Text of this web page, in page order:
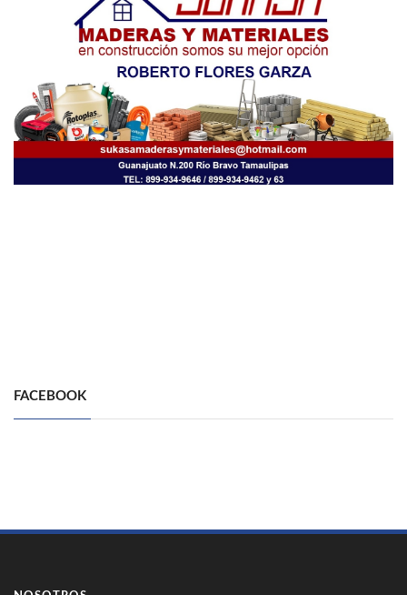
FACEBOOK